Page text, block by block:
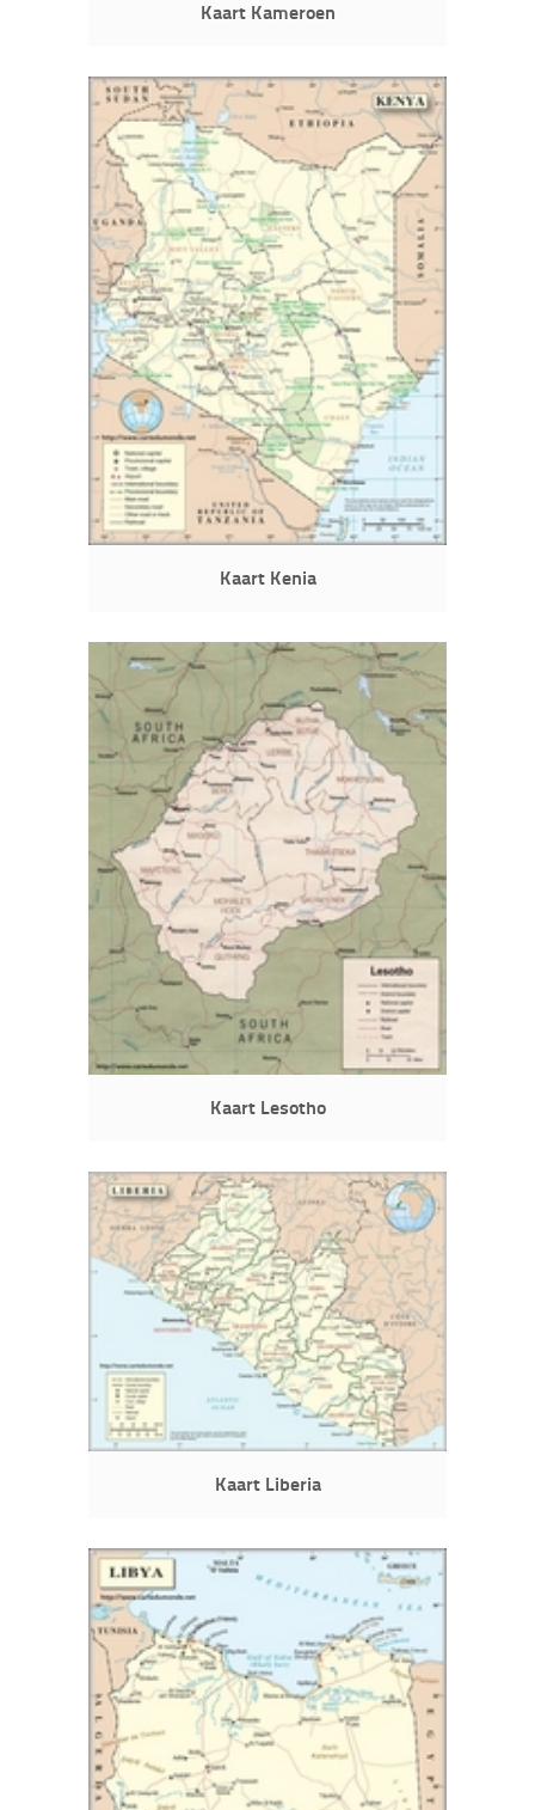
Kaart Kameroen
Kaart Kenia
Kaart Lesotho
Kaart Liberia